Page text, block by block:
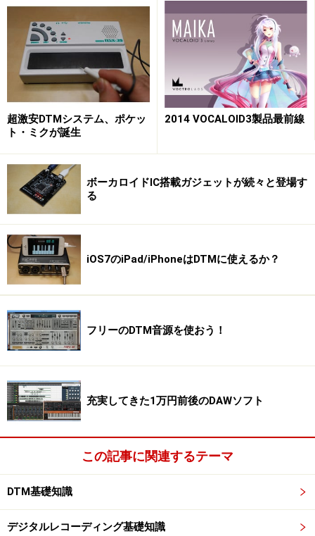
超激安DTMシステム、ポケッ
ト・ミクが誕生
2014 VOCALOID3製品最前線
ボーカロイドIC搭載ガジェットが続々と登場す
る
iOS7のiPad/iPhoneはDTMに使えるか？
フリーのDTM音源を使おう！
充実してきた1万円前後のDAWソフト
この記事に関連するテーマ
DTM基礎知識
デジタルレコーディング基礎知識